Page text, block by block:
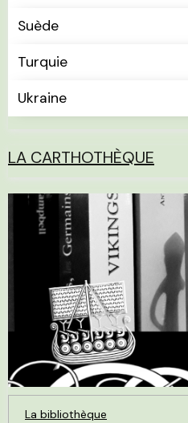
Suède
Turquie
Ukraine
LA CARTHOTHÈQUE
La bibliothèque